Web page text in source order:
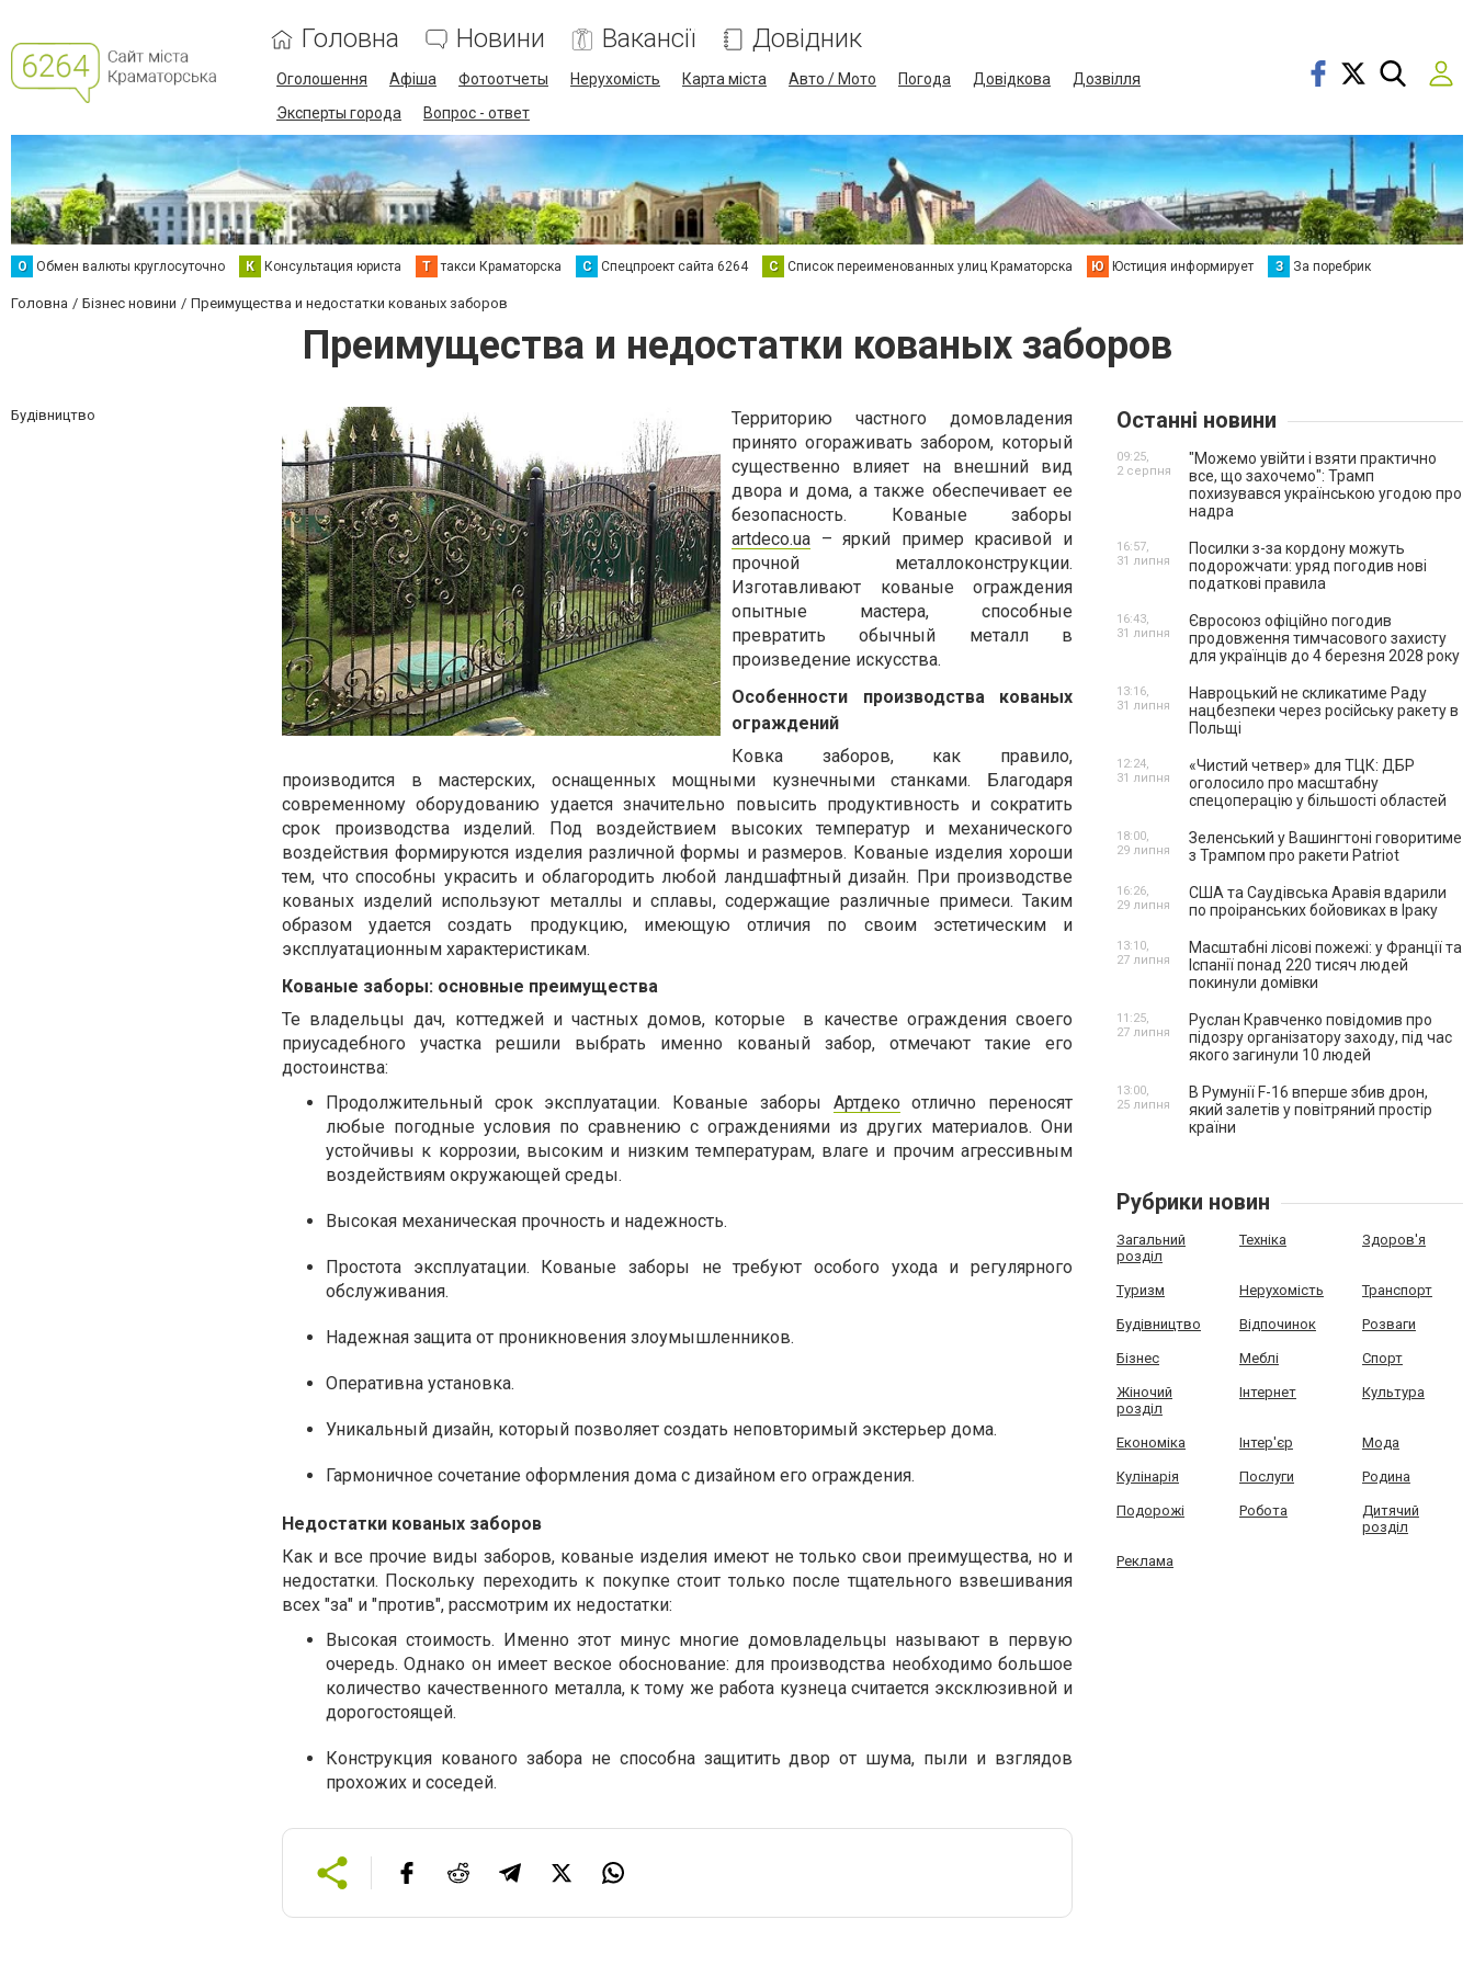
Головна Новини Вакансії Довідник
Оголошення Афіша Фотоотчеты Нерухомість Карта міста Авто / Мото Погода Довідкова
Дозвілля
Эксперты города
Вопрос - ответ
О Обмен валюты круглосуточно К Консультация юриста Т такси Краматорска С Спецпроект сайта 6264 С Список переименованных улиц Краматорска Ю Юстиция информирует З За поребрик
Головна Бізнес новини Преимущества и недостатки кованых заборов
Преимущества и недостатки кованых заборов
Будівництво
Территорию частного домовладения
принято огораживать забором, который
существенно влияет на внешний вид
двора и дома, а также обеспечивает ее
безопасность. Кованые заборы
artdeco.ua – яркий пример красивой и
прочной металлоконструкции.
Изготавливают кованые ограждения
опытные мастера, способные
превратить обычный металл в
произведение искусства.
Особенности производства кованых
ограждений
Ковка заборов, как правило,
производится в мастерских, оснащенных мощными кузнечными станками. Благодаря
современному оборудованию удается значительно повысить продуктивность и сократить
срок производства изделий. Под воздействием высоких температур и механического
воздействия формируются изделия различной формы и размеров. Кованые изделия хороши
тем, что способны украсить и облагородить любой ландшафтный дизайн. При производстве
кованых изделий используют металлы и сплавы, содержащие различные примеси. Таким
образом удается создать продукцию, имеющую отличия по своим эстетическим и
эксплуатационным характеристикам.
Кованые заборы: основные преимущества
Те владельцы дач, коттеджей и частных домов, которые в качестве ограждения своего
приусадебного участка решили выбрать именно кованый забор, отмечают такие его
достоинства:
Продолжительный срок эксплуатации. Кованые заборы Артдеко отлично переносят
любые погодные условия по сравнению с ограждениями из других материалов. Они
устойчивы к коррозии, высоким и низким температурам, влаге и прочим агрессивным
воздействиям окружающей среды.
Высокая механическая прочность и надежность.
Простота эксплуатации. Кованые заборы не требуют особого ухода и регулярного
обслуживания.
Надежная защита от проникновения злоумышленников.
Оперативна установка.
Уникальный дизайн, который позволяет создать неповторимый экстерьер дома.
Гармоничное сочетание оформления дома с дизайном его ограждения.
Недостатки кованых заборов
Как и все прочие виды заборов, кованые изделия имеют не только свои преимущества, но и
недостатки. Поскольку переходить к покупке стоит только после тщательного взвешивания
всех "за" и "против", рассмотрим их недостатки:
Высокая стоимость. Именно этот минус многие домовладельцы называют в первую
очередь. Однако он имеет веское обоснование: для производства необходимо большое
количество качественного металла, к тому же работа кузнеца считается эксклюзивной и
дорогостоящей.
Конструкция кованого забора не способна защитить двор от шума, пыли и взглядов
прохожих и соседей.
Останні новини
"Можемо увійти і взяти практично
все, що захочемо": Трамп
похизувався українською угодою про
надра
09:25,
2 серпня
Посилки з-за кордону можуть
подорожчати: уряд погодив нові
податкові правила
16:57,
31 липня
Євросоюз офіційно погодив
продовження тимчасового захисту
для українців до 4 березня 2028 року
16:43,
31 липня
Навроцький не скликатиме Раду
нацбезпеки через російську ракету в
Польщі
13:16,
31 липня
«Чистий четвер» для ТЦК: ДБР
оголосило про масштабну
спецоперацію у більшості областей
12:24,
31 липня
Зеленський у Вашингтоні говоритиме
з Трампом про ракети Patriot
18:00,
29 липня
США та Саудівська Аравія вдарили
по проіранських бойовиках в Іраку
16:26,
29 липня
Масштабні лісові пожежі: у Франції та
Іспанії понад 220 тисяч людей
покинули домівки
13:10,
27 липня
Руслан Кравченко повідомив про
підозру організатору заходу, під час
якого загинули 10 людей
11:25,
27 липня
В Румунії F-16 вперше збив дрон,
який залетів у повітряний простір
країни
13:00,
25 липня
Рубрики новин
Загальний
розділ
Техніка Здоров'я
Туризм Нерухомість Транспорт
Будівництво Відпочинок Розваги
Бізнес Меблі Спорт
Жіночий
розділ
Інтернет Культура
Економіка Інтер'єр Мода
Кулінарія Послуги Родина
Подорожі Робота
Дитячий
розділ
Реклама